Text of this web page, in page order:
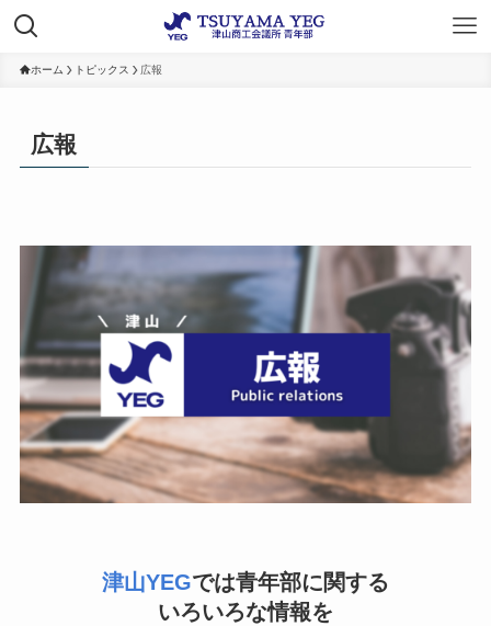
ホーム トピックス 広報
広報
津山YEGでは青年部に関する
いろいろな情報を